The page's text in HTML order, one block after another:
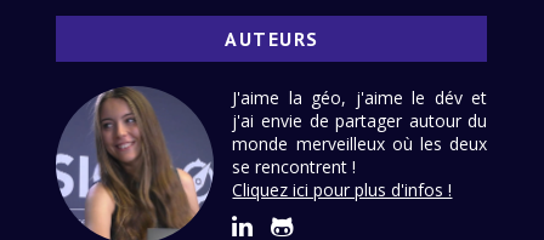
AUTEURS
J'aime la géo, j'aime le dév et
j'ai envie de partager autour du
monde merveilleux où les deux
se rencontrent !
Cliquez ici pour plus d'infos !